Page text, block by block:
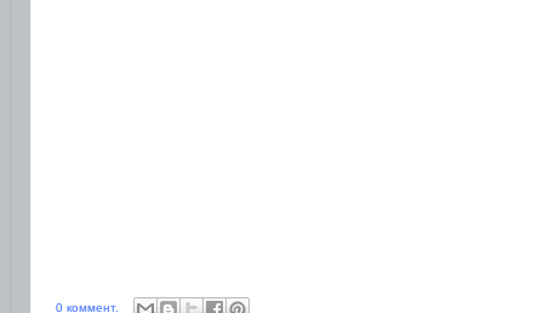
0 коммент.